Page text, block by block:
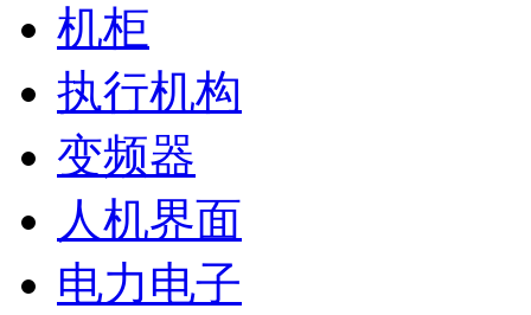
机柜
执行机构
变频器
人机界面
电力电子